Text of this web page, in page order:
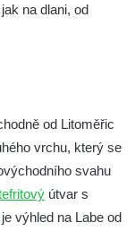
na dlani, od
od Litoměřic
vrchu, který se
svahu
útvar s
výhled na Labe od